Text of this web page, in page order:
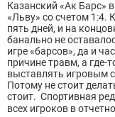
Казанский «Ак Барс»
«Льву» со счетом 1:4.
пять дней, и на
банально не
игре «барсов», да и
причине травм, а где-
выставлять игровым
Потому не стоит
стоит. Спортивная
всех игроков в